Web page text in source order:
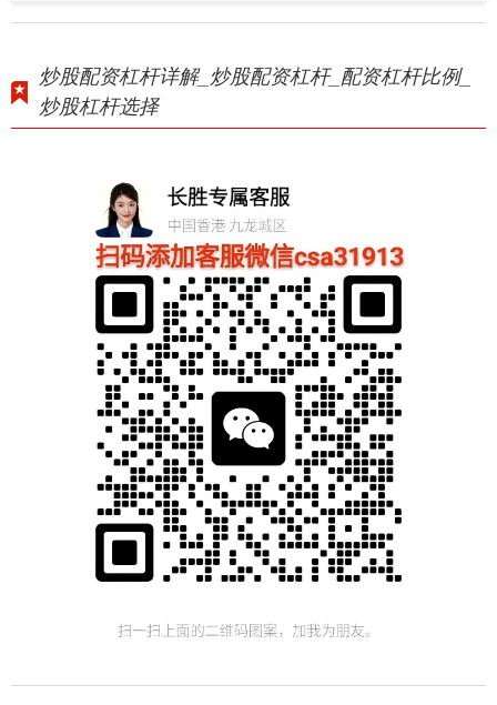
炒股配资杠杆详解_炒股配资杠杆_配资杠杆比例_
炒股杠杆选择